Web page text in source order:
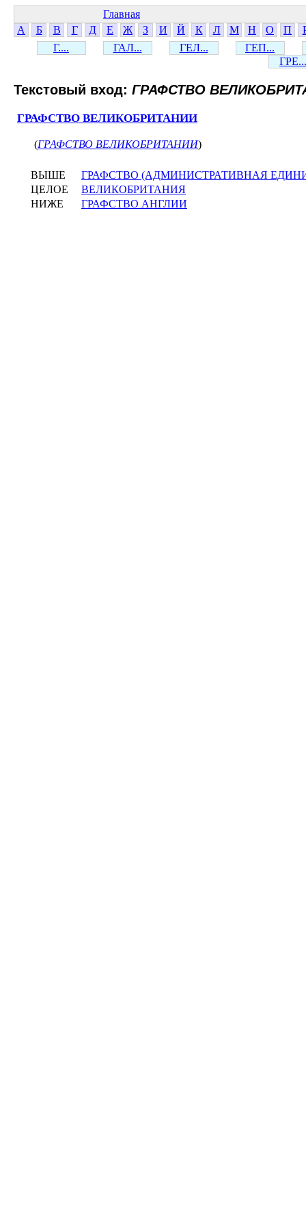
Главная
А
Б В Г Д Е Ж З И Й К Л М Н О П
Г....
ГАЛ... ГЕЛ...
ГЕП...
ГРЕ...
Текстовый вход: ГРАФСТВО
ГРАФСТВО ВЕЛИКОБРИТАНИИ
(ГРАФСТВО ВЕЛИКОБРИТАНИИ)
ВЫШЕ
ГРАФСТВО (АДМИНИСТРАТИВНАЯ
ЦЕЛОЕ
ВЕЛИКОБРИТАНИЯ
НИЖЕ
ГРАФСТВО АНГЛИИ